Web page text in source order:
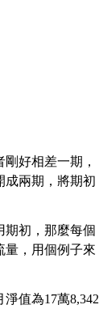
好相差一期，
成兩期，將期初
期初，那麼每個
量，用個例子來
值為17萬8,342